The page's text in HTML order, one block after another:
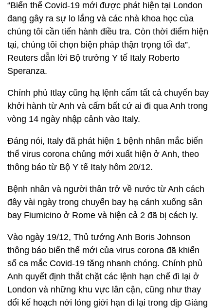
“Biến thể Covid-19 mới được phát hiện tại London
đang gây ra sự lo lắng và các nhà khoa học của
chúng tôi cần tiến hành điều tra. Còn thời điểm hiện
tại, chúng tôi chọn biện pháp thận trọng tối đa”,
Reuters dẫn lời Bộ trưởng Y tế Italy Roberto
Speranza.
Chính phủ Itlay cũng hạ lệnh cấm tất cả chuyến bay
khởi hành từ Anh và cấm bất cứ ai đi qua Anh trong
vòng 14 ngày nhập cảnh vào Italy.
Đáng nói, Italy đã phát hiện 1 bệnh nhân mắc biến
thể virus corona chủng mới xuất hiện ở Anh, theo
thông báo từ Bộ Y tế Italy hôm 20/12.
Bệnh nhân và người thân trở về nước từ Anh cách
đây vài ngày trong chuyến bay hạ cánh xuống sân
bay Fiumicino ở Rome và hiện cả 2 đã bị cách ly.
Vào ngày 19/12, Thủ tướng Anh Boris Johnson
thông báo biến thể mới của virus corona đã khiến
số ca mắc Covid-19 tăng nhanh chóng. Chính phủ
Anh quyết định thắt chặt các lệnh hạn chế đi lại ở
London và những khu vực lân cận, cũng như thay
đổi kế hoạch nới lỏng giới hạn đi lại trong dịp Giáng